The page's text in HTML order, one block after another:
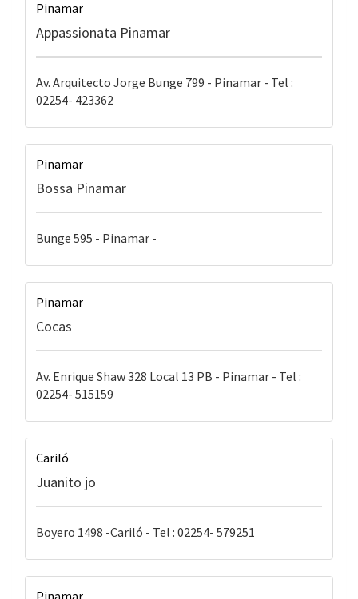
Pinamar
Appassionata Pinamar
Av. Arquitecto Jorge Bunge 799 - Pinamar - Tel :
02254- 423362
Pinamar
Bossa Pinamar
Bunge 595 - Pinamar -
Pinamar
Cocas
Av. Enrique Shaw 328 Local 13 PB - Pinamar - Tel :
02254- 515159
Cariló
Juanito jo
Boyero 1498 -Cariló - Tel : 02254- 579251
Pinamar